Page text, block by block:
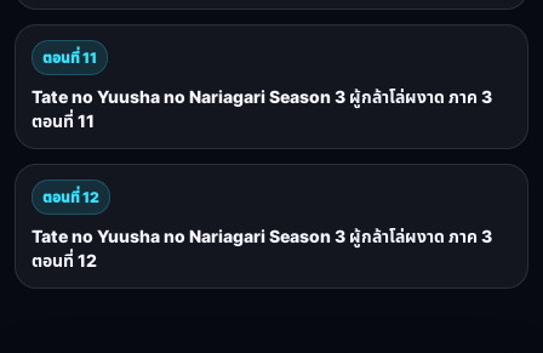
ตอนที่ 11
Tate no Yuusha no Nariagari Season 3 ผู้กล้าโล่ผงาด ภาค 3
ตอนที่ 11
ตอนที่ 12
Tate no Yuusha no Nariagari Season 3 ผู้กล้าโล่ผงาด ภาค 3
ตอนที่ 12